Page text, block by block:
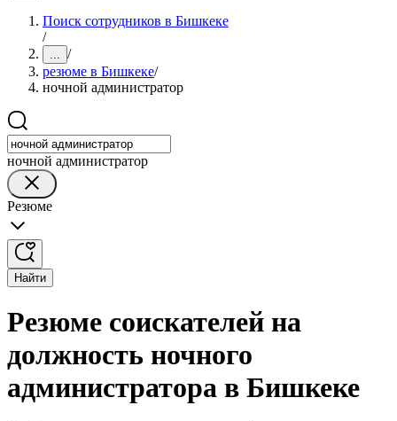
Поиск сотрудников в Бишкеке
/
... /
резюме в Бишкеке/
ночной администратор
ночной администратор
Резюме
Найти
Резюме соискателей на
должность ночного
администратора в Бишкеке